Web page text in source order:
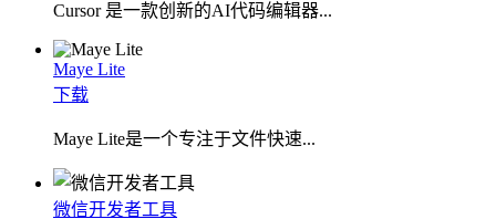
Cursor 是一款创新的AI代码编辑器...
Maye Lite
下载
​Maye Lite是一个专注于文件快速...
微信开发者工具